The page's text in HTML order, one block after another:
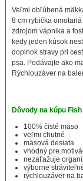
Veľmi obľúbená
8 cm rybička
zdrojom vápnika a
kedy jeden kúsok
doplnok stravy pri
psa.Podávajte ako
Rýchlouzáver na
Dôvody na kúpu
100% čisté mäso
veľmi chutné
mäsová desiata
vhodný pre
nezaťažuje
výborne
rýchlouzáver na